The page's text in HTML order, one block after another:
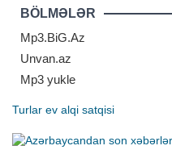
qondarma "bayrağı"nı elə yerindəcə
süngü ilə qazıyıb. Sosial
şəbəkələrdə yayılan məlumata
görə, həmi
BÖLMƏLƏR
Mp3.BiG.Az
Unvan.az
Mp3 yukle
Turlar ev alqi satqisi